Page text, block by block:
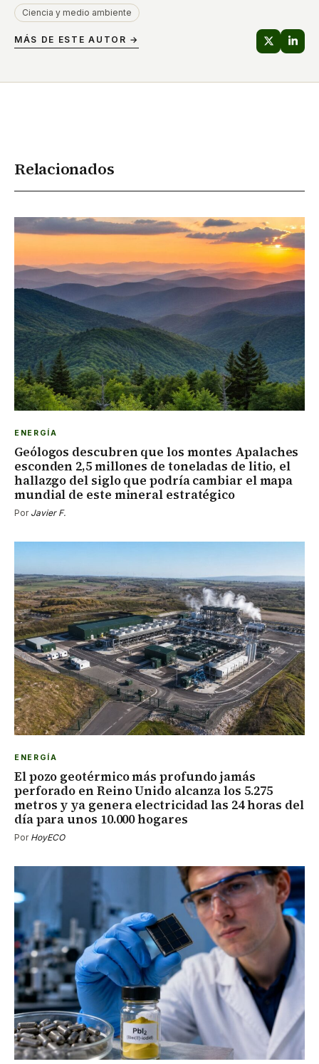
Ciencia y medio ambiente
MÁS DE ESTE AUTOR →
Relacionados
ENERGÍA
Geólogos descubren que los montes Apalaches
esconden 2,5 millones de toneladas de litio, el
hallazgo del siglo que podría cambiar el mapa
mundial de este mineral estratégico
Por Javier F.
ENERGÍA
El pozo geotérmico más profundo jamás
perforado en Reino Unido alcanza los 5.275
metros y ya genera electricidad las 24 horas del
día para unos 10.000 hogares
Por HoyECO